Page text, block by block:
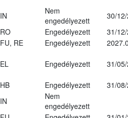
IN
Nem
engedélyezett
30/
RO Engedélyezett
31/
FU, RE Engedélyezett
EL Engedélyezett 31/
HB Engedélyezett
31/
IN
Nem
engedélyezett